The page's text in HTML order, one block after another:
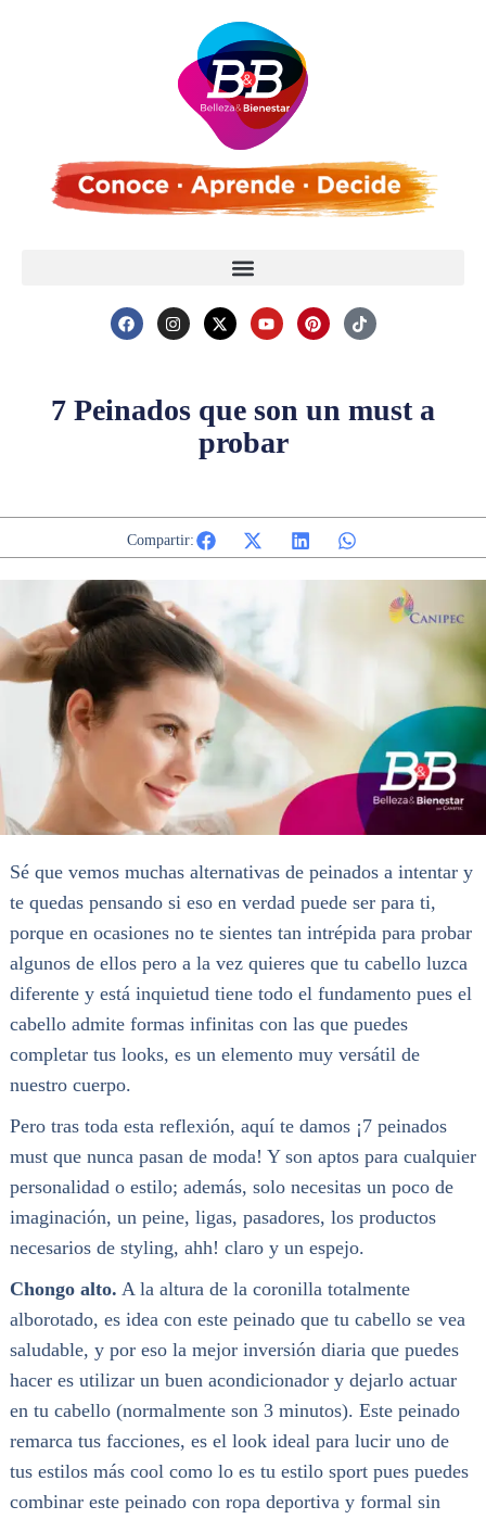
7 Peinados que son un must a
probar
Compartir:
Sé que vemos muchas alternativas de peinados a intentar y
te quedas pensando si eso en verdad puede ser para ti,
porque en ocasiones no te sientes tan intrépida para probar
algunos de ellos pero a la vez quieres que tu cabello luzca
diferente y está inquietud tiene todo el fundamento pues el
cabello admite formas infinitas con las que puedes
completar tus looks, es un elemento muy versátil de
nuestro cuerpo.
Pero tras toda esta reflexión, aquí te damos ¡7 peinados
must que nunca pasan de moda! Y son aptos para cualquier
personalidad o estilo; además, solo necesitas un poco de
imaginación, un peine, ligas, pasadores, los productos
necesarios de styling, ahh! claro y un espejo.
Chongo alto. A la altura de la coronilla totalmente
alborotado, es idea con este peinado que tu cabello se vea
saludable, y por eso la mejor inversión diaria que puedes
hacer es utilizar un buen acondicionador y dejarlo actuar
en tu cabello (normalmente son 3 minutos). Este peinado
remarca tus facciones, es el look ideal para lucir uno de
tus estilos más cool como lo es tu estilo sport pues puedes
combinar este peinado con ropa deportiva y formal sin